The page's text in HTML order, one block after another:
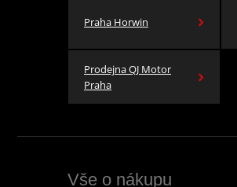
Praha Horwin
Prodejna QJ Motor
Praha
Vše o nákupu